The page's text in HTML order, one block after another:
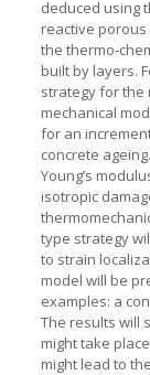
deduced using
reactive
the thermo-
built by layers.
strategy for the
mechanical
for an
concrete
Young’s
isotropic
type strategy
to strain
model will be
examples: a
The results will
might take
might lead to